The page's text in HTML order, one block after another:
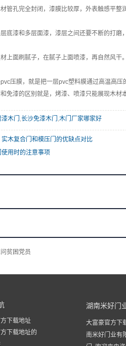
孔完全封闭，漆膜比较厚，外表触感平整
漆和多层面漆，漆层之间还要不断的打磨
面刷腻子，在腻子上面喷漆，再自然风干
压膜，就是把一层pvc塑料膜通过高温高压
漆的区别就是，烤漆、喷漆只能展现木材
木门 ,长沙免漆木门 ,木门厂家哪家好
实木复合门和模压门的优缺点对比
用时的注意事项
贫困党员
下载地址
下载地址的
湖南米好门
大富豪官方下
南米好门业有